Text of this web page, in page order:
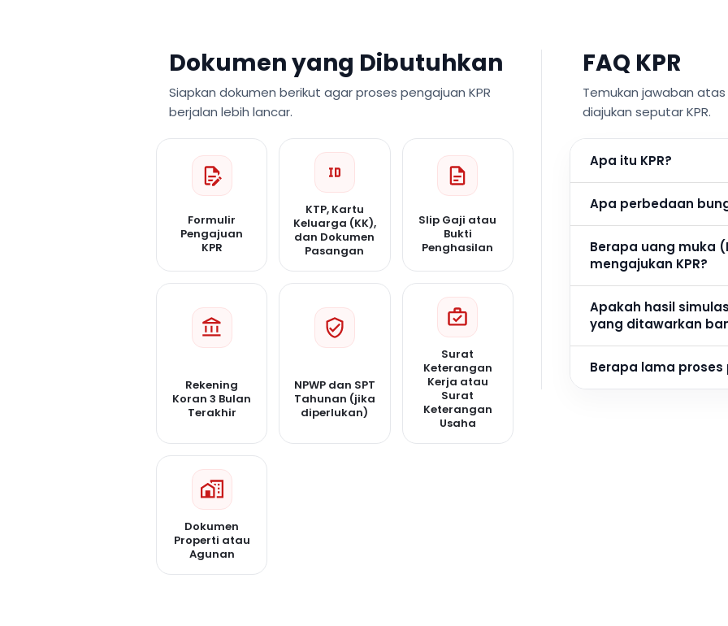
Dokumen yang Dibutuhkan
Siapkan dokumen berikut agar proses pengajuan KPR
berjalan lebih lancar.
Formulir
Pengajuan
KPR
KTP, Kartu
Keluarga (KK),
dan Dokumen
Pasangan
Slip Gaji atau
Bukti
Penghasilan
Rekening
Koran 3 Bulan
Terakhir
NPWP dan SPT
Tahunan (jika
diperlukan)
Surat
Keterangan
Kerja atau
Surat
Keterangan
Usaha
Dokumen
Properti atau
Agunan
FAQ KPR
Temukan jawaban
diajukan seputar KPR.
Apa itu KPR?
Apa perbedaan
Berapa uang muka
mengajukan KPR?
Apakah hasil
yang ditawarkan
Berapa lama proses